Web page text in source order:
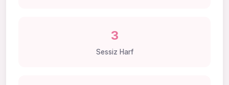
3
Sessiz Harf